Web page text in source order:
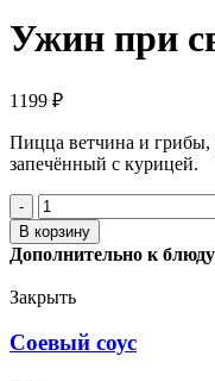
Ужин при
1199 ₽
Пицца ветчина и грибы,
запечённый с курицей.
Количество
товара
Ужин
при
В корзину
Дополнительно к
Закрыть
Соевый соус